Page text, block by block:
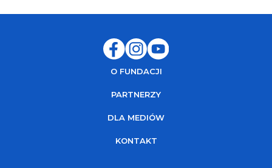
Błażowski Ł., Kurzawa R., Alergia na białka mleka
krowiego–teoria i praktyka. Część I. Obraz kliniczny
i zasady rozpoznawania Część II. Standardy
Medyczne/Pediatria, 2017, T. 14, 695-712
O FUNDACJI
PARTNERZY
DLA MEDIÓW
KONTAKT